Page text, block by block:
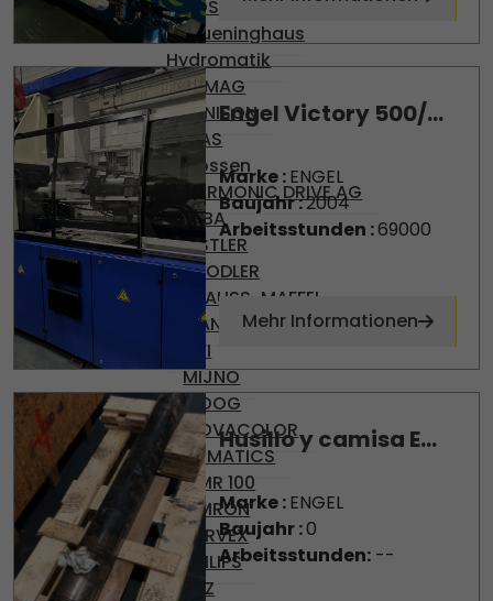
BOSCH
Brueninghaus
Hydromatik
DEMAG
DENISON
DIAS
Gossen
HARMONIC DRIVE AG
KEBA
KISTLER
KNODLER
KRAUSS-MAFFEI
MANNESMAN
MFI
MIJNO
MOOG
MOVACOLOR
NUMATICS
OMR 100
OMRON
PARVEX
PHILIPS
PILZ
Engel Victory 500/...
Marke :ENGEL
Baujahr :2004
Arbeitsstunden :69000
Mehr Informationen
Husillo y camisa E...
Marke :ENGEL
Baujahr :0
Arbeitsstunden:--